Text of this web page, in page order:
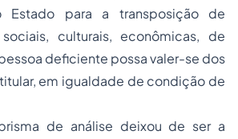
Estado para a transposição de
culturais, econômicas, de
deficiente possa valer-se dos
em igualdade de condição de
de análise deixou de ser a